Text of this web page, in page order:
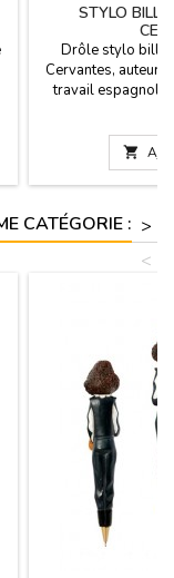
STYLO
Drôle stylo bille
Cervantes, auteur
travail espagnol
célébrer 400 ans
remplacer

CATÉGORIE : >
<